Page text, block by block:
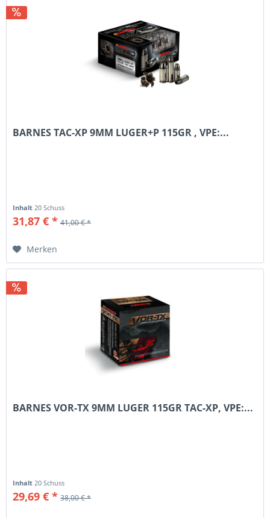
BARNES TAC-XP 9MM LUGER+P 115GR , VPE:...
Inhalt20 Schuss
31,87 € * 41,00 € *
Merken
BARNES VOR-TX 9MM LUGER 115GR TAC-XP, VPE:...
Inhalt20 Schuss
29,69 € * 38,00 € *